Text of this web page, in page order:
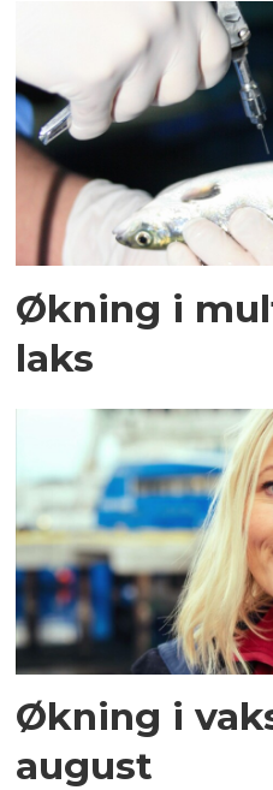
Økning i
laks
Økning i
august